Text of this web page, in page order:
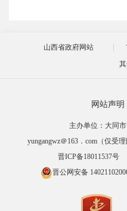
山西省政府网站
网站声明
主办单位：大同
yungangwz＠163．com（仅受
晋ICP备18011537号
晋公网安备